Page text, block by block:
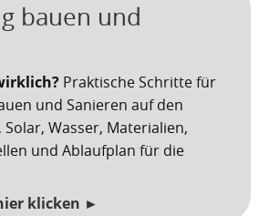
bauen und
Praktische Schritte für
und Sanieren auf den
Solar, Wasser, Materialien,
und Ablaufplan für die
klicken ►